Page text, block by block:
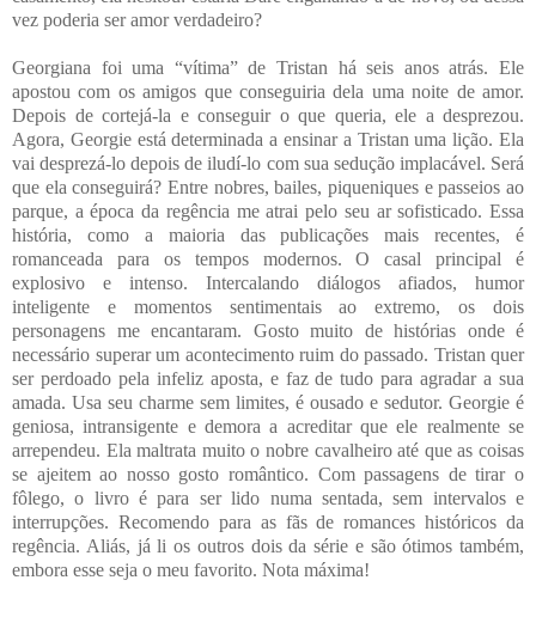
vez poderia ser amor verdadeiro?
Georgiana foi uma “vítima” de Tristan há seis anos atrás. Ele
apostou com os amigos que conseguiria dela uma noite de amor.
Depois de cortejá-la e conseguir o que queria, ele a desprezou.
Agora, Georgie está determinada a ensinar a Tristan uma lição. Ela
vai desprezá-lo depois de iludí-lo com sua sedução implacável. Será
que ela conseguirá? Entre nobres, bailes, piqueniques e passeios ao
parque, a época da regência me atrai pelo seu ar sofisticado. Essa
história, como a maioria das publicações mais recentes, é
romanceada para os tempos modernos. O casal principal é
explosivo e intenso. Intercalando diálogos afiados, humor
inteligente e momentos sentimentais ao extremo, os dois
personagens me encantaram. Gosto muito de histórias onde é
necessário superar um acontecimento ruim do passado. Tristan quer
ser perdoado pela infeliz aposta, e faz de tudo para agradar a sua
amada. Usa seu charme sem limites, é ousado e sedutor. Georgie é
geniosa, intransigente e demora a acreditar que ele realmente se
arrependeu. Ela maltrata muito o nobre cavalheiro até que as coisas
se ajeitem ao nosso gosto romântico. Com passagens de tirar o
fôlego, o livro é para ser lido numa sentada, sem intervalos e
interrupções. Recomendo para as fãs de romances históricos da
regência. Aliás, já li os outros dois da série e são ótimos também,
embora esse seja o meu favorito. Nota máxima!